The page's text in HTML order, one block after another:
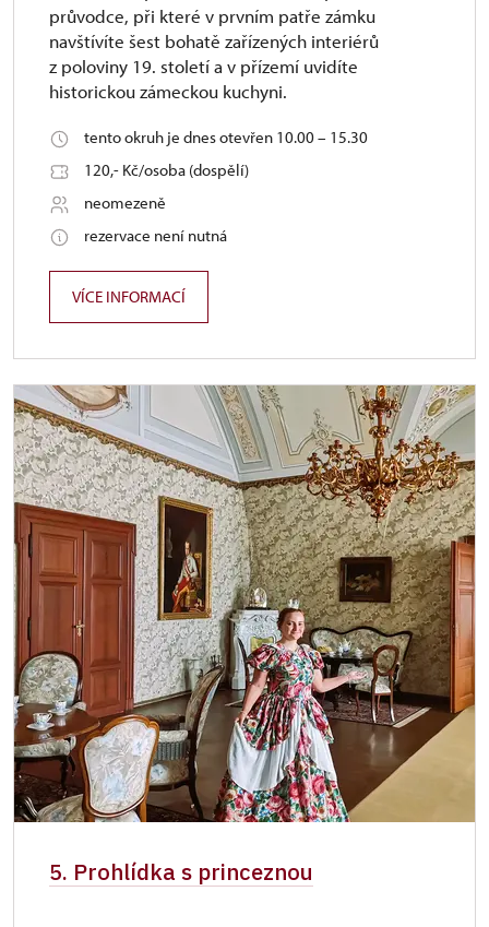
průvodce, při které v prvním patře zámku
navštívíte šest bohatě zařízených interiérů
z poloviny 19. století a v přízemí uvidíte
historickou zámeckou kuchyni.
tento okruh je dnes otevřen 10.00 – 15.30
120,- Kč/osoba (dospělí)
neomezeně
rezervace není nutná
VÍCE INFORMACÍ
5. Prohlídka s princeznou